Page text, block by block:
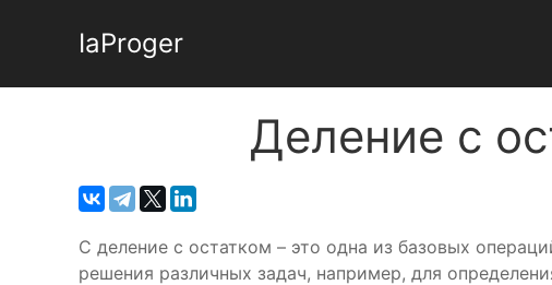
IaProger
Деление с
С деление с остатком – это одна из базовых
решения различных задач, например, для